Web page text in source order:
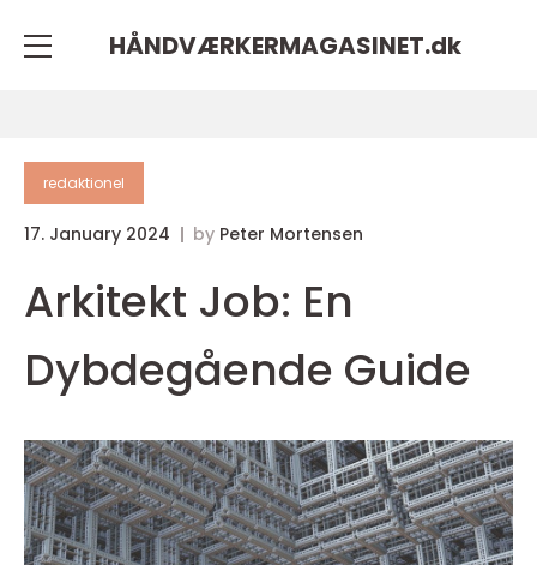
HÅNDVÆRKERMAGASINET.dk
redaktionel
17. January 2024 by Peter Mortensen
Arkitekt Job: En
Dybdegående Guide